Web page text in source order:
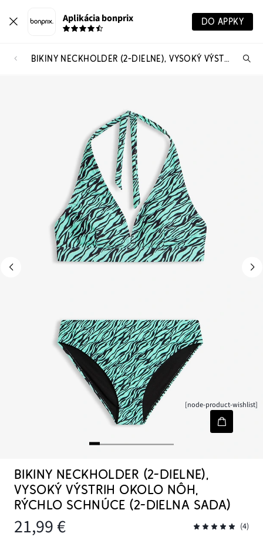
Aplikácia bonprix DO APPKY
BIKINY NECKHOLDER (2-DIELNE), VYSOKÝ VÝSTRIH OKOLO NÔH, RÝCHLO SCHNÚCE (2-DIELNA SADA)
[node-product-wishlist]
BIKINY NECKHOLDER (2-DIELNE),
VYSOKÝ VÝSTRIH OKOLO NÔH,
RÝCHLO SCHNÚCE (2-DIELNA SADA)
21,99 € (4)